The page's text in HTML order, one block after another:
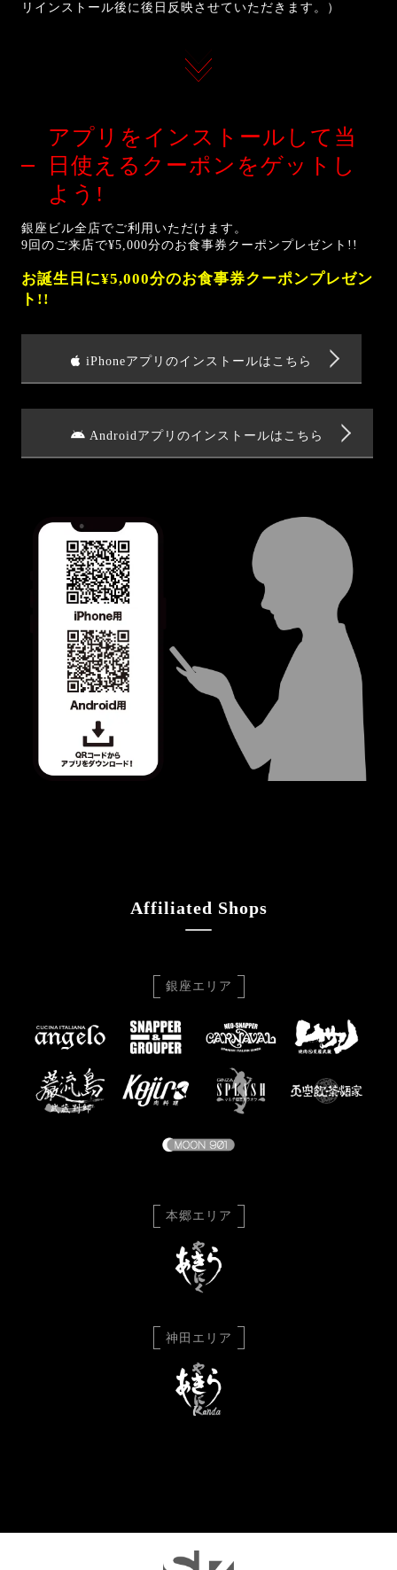
リインストール後に後日反映させていただきます。）
アプリをインストールして 当
日使えるクーポンをゲットし
よう!
銀座ビル全店でご利用いただけます。
9回のご来店で¥5,000分のお食事券クーポンプレゼント!!
お誕生日に¥5,000分のお食事券クーポンプレゼン
ト!!
iPhoneアプリのインストールはこちら
Androidアプリのインストールはこちら
Affiliated Shops
銀座エリア
本郷エリア
神田エリア